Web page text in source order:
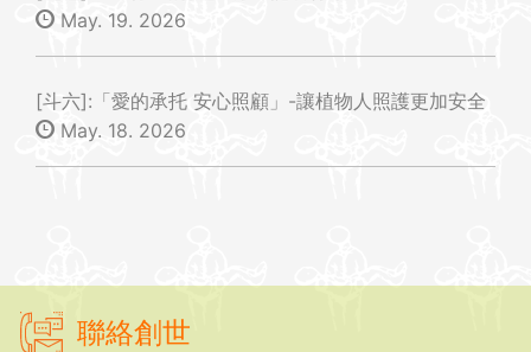
May. 19. 2026
[斗六]:「愛的承托 安心照顧」-讓植物人照護更加安全
May. 18. 2026
聯絡創世